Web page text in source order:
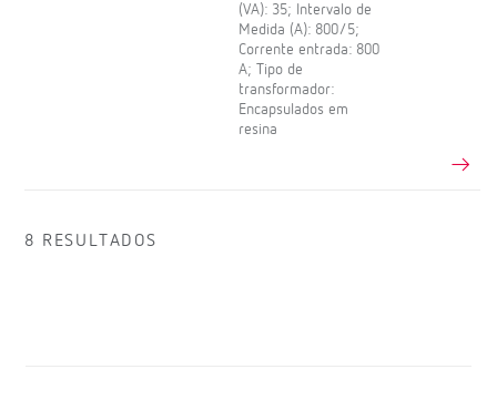
(VA): 35; Intervalo de
Medida (A): 800/5;
Corrente entrada: 800
A; Tipo de
transformador:
Encapsulados em
resina
8 RESULTADOS